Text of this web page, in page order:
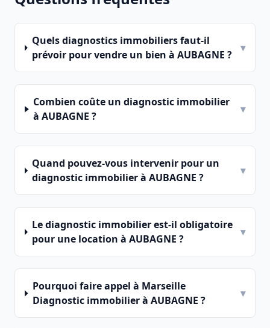
Quels diagnostics immobiliers faut-il
prévoir pour vendre un bien à AUBAGNE ?
▾
Combien coûte un diagnostic immobilier
à AUBAGNE ?
▾
Quand pouvez-vous intervenir pour un
diagnostic immobilier à AUBAGNE ?
▾
Le diagnostic immobilier est-il obligatoire
pour une location à AUBAGNE ?
▾
Pourquoi faire appel à Marseille
Diagnostic immobilier à AUBAGNE ?
▾